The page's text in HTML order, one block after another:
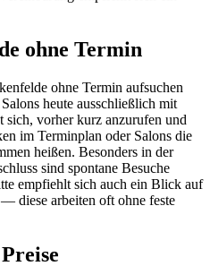
ohne Termin
ohne Termin aufsuchen
heute ausschließlich mit
sich, vorher kurz anzurufen und
im Terminplan oder Salons die
heißen. Besonders in der
sind spontane Besuche
empfiehlt sich auch ein Blick auf
diese arbeiten oft ohne feste